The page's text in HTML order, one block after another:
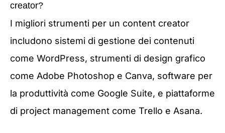
creator?
I migliori strumenti per un content creator
includono sistemi di gestione dei contenuti
come WordPress, strumenti di design grafico
come Adobe Photoshop e Canva, software per
la produttività come Google Suite, e piattaforme
di project management come Trello e Asana.